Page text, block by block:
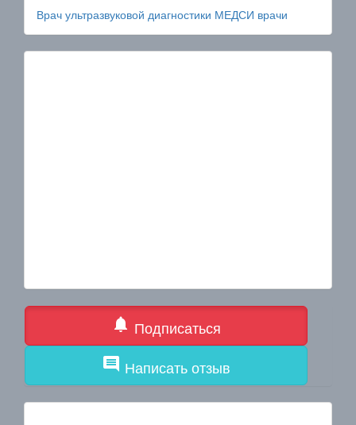
Врач ультразвуковой диагностики МЕДСИ врачи
notifications Подписаться
comment Написать отзыв